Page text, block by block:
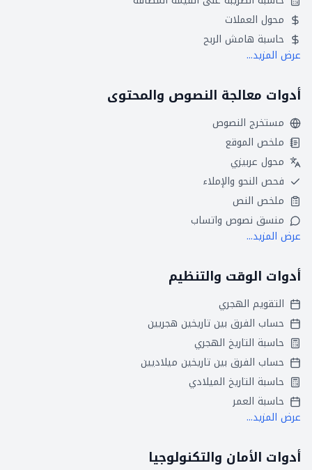
محول العملات
حاسبة هامش الربح
عرض المزيد...
أدوات معالجة النصوص والمحتوى
مستخرج النصوص
ملخص الموقع
محول عربيزي
فحص النحو والإملاء
ملخص النص
منسق نصوص واتساب
عرض المزيد...
أدوات الوقت والتنظيم
التقويم الهجري
حساب الفرق بين تاريخين هجريين
حاسبة التاريخ الهجري
حساب الفرق بين تاريخين ميلاديين
حاسبة التاريخ الميلادي
حاسبة العمر
عرض المزيد...
أدوات الأمان والتكنولوجيا